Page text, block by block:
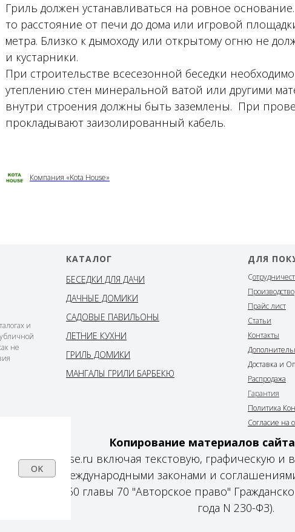
Гриль должен устанавливаться на ровное
то расстояние от печи до дома или игровой
метра. Близко к дымоходу или открытому огню не
и кустарники.
При строительстве всесезонной беседки
утеплению стен минеральной ватой или другими
внутри строения должны быть заземлены. При
прокладывают заизолированный кабель.
Компания «Kota House»
и
не
КАТАЛОГ
БЕСЕДКИ ДЛЯ ДАЧИ
ДАЧНЫЕ ДОМИКИ
САДОВЫЕ ПАВИЛЬОНЫ
ЛЕТНИЕ КУХНИ
ГРИЛЬ ДОМИКИ
МАНГАЛЫ ГРИЛИ БАРБЕКЮ
ДЛЯ
С
Производство
Прайс лист
Статьи
Контакты
Доставка и
Распродажа
Гарантия
Политика
Согласие на
Копирование материалов
kotahouse.ru включая текстовую, графическую
и международными законами и
1259 и 1260 главы 70 "Авторское право"
года N 230-ФЗ).
OK